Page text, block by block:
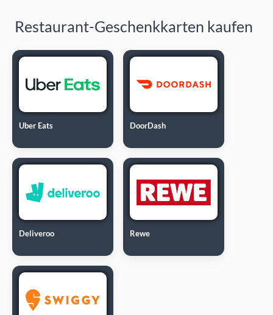
Restaurant-Geschenkkarten kaufen
Uber Eats DoorDash
Deliveroo Rewe